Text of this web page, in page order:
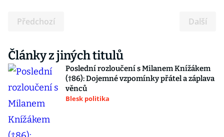
Předchozí Další
Články z jiných titulů
Poslední rozloučení s Milanem Knížákem
(†86): Dojemné vzpomínky přátel a záplava
věnců
Blesk politika